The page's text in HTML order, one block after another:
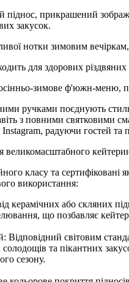
прикрашений
закусок.
​​нотки зимовим вечіркам,
для здорових
зимове ф'южн-меню,
ручками поєднують
з повними святковими
радуючи гостей
великомасштабного
класу та
використання:
керамічних або скляних
що позбавляє
Відповідний світовим
та пікантних
сезону.